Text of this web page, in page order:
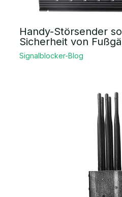
Handy-Störsender
Sicherheit von
Signalblocker-Blog